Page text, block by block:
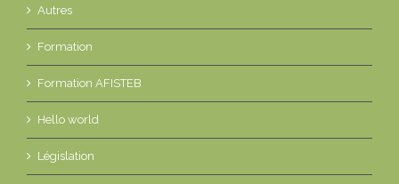
Autres
Formation
Formation AFISTEB
Hello world
Législation